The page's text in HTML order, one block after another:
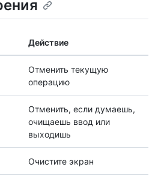
Действие
Отменить текущую
операцию
Отменить, если думаешь,
очищаешь ввод или
выходишь
Очистите экран